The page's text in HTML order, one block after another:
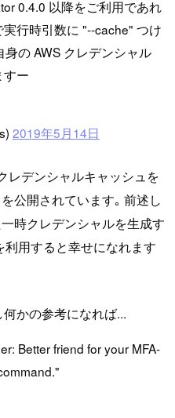
0.4.0 以降をご利用であれ
行時引数に "--cache" つけ
の AWS クレデンシャル
すー
2019年5月14日
レデンシャルキャッシュを
公開されています｡ 前述し
時クレデンシャルを生成す
用すると幸せになれます
かの参考になれば...
Better friend for your MFA-